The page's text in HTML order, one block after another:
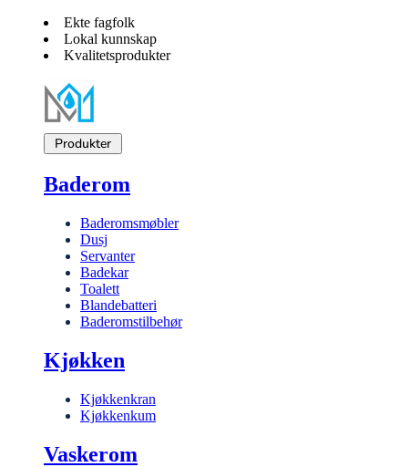
Ekte fagfolk
Lokal kunnskap
Kvalitetsprodukter
Produkter
Baderom
Baderomsmøbler
Dusj
Servanter
Badekar
Toalett
Blandebatteri
Baderomstilbehør
Kjøkken
Kjøkkenkran
Kjøkkenkum
Vaskerom